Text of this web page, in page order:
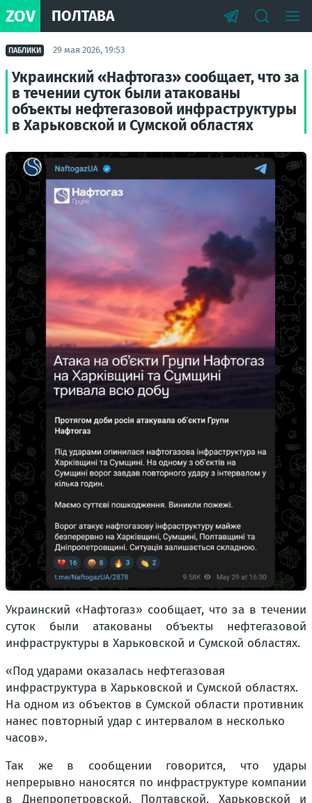
ZOV ПОЛТАВА
ПАБЛИКИ 29 мая 2026, 19:53
Украинский «Нафтогаз» сообщает, что за
в течении суток были атакованы
объекты нефтегазовой инфраструктуры
в Харьковской и Сумской областях
Украинский «Нафтогаз» сообщает, что за в течении
суток были атакованы объекты нефтегазовой
инфраструктуры в Харьковской и Сумской областях.
«Под ударами оказалась нефтегазовая
инфраструктура в Харьковской и Сумской областях.
На одном из объектов в Сумской области противник
нанес повторный удар с интервалом в несколько
часов».
Так же в сообщении говорится, что удары
непрерывно наносятся по инфраструктуре компании
в Днепропетровской, Полтавской, Харьковской и